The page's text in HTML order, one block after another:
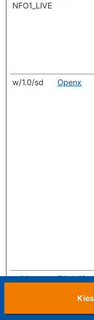
NFO1_LIVE
w/1.0/sd Openx
xuid Triplelift